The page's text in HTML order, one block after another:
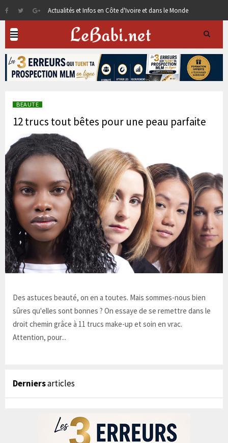
Actualités et Infos en Côte d'Ivoire et dans le Monde
BEAUTE
12 trucs tout bêtes pour une peau parfaite
Des astuces beauté, on en a toutes. Mais sommes-nous bien
sûres qu'elles sont bonnes ? On essaye de se remettre dans le
droit chemin grâce à 11 trucs make-up et soin en vrac.
Attention, pour...
Derniersarticles